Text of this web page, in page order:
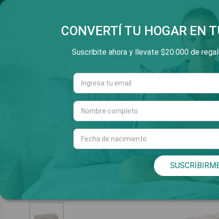
SALTAR
3 Y 6 CUOTAS SIN
Cuarto Living
CONVERTÍ TU HOGAR EN
Suscribite ahora y llevate $20.000 de